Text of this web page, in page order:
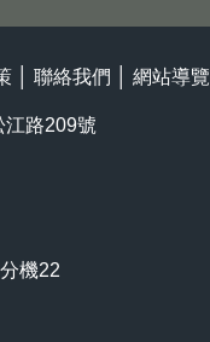
聯絡我們 網站導覽
江路209號
機22